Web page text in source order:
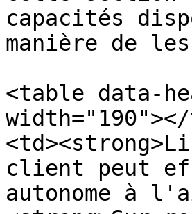
capacités
manière de
<table data-
client peut
autonome à